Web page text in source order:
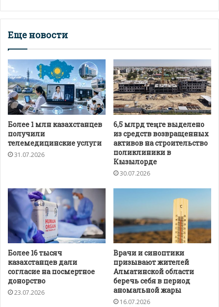
Еще новости
Более 1 млн казахстанцев
получили
телемедицинские услуги
31.07.2026
6,5 млрд теңге выделено
из средств возвращенных
активов на строительство
поликлиники в
Кызылорде
30.07.2026
Более 16 тысяч
казахстанцев дали
согласие на посмертное
донорство
23.07.2026
Врачи и синоптики
призывают жителей
Алматинской области
беречь себя в период
аномальной жары
16.07.2026